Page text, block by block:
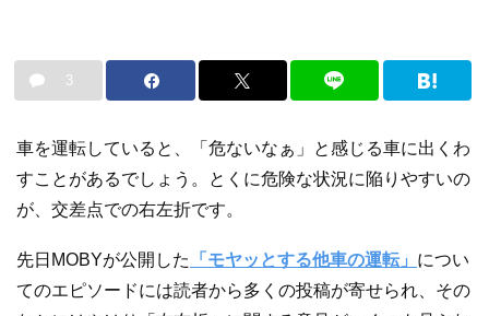
3
車を運転していると、「危ないなぁ」と感じる車に出くわ
すことがあるでしょう。とくに危険な状況に陥りやすいの
が、交差点での右左折です。
先日MOBYが公開した 「モヤッとする他車の運転」 につい
てのエピソードには読者から多くの投稿が寄せられ、その